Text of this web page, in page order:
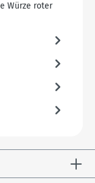
Würze roter